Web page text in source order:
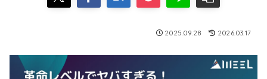
2025.09.28 2026.03.17